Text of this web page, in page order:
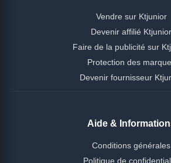
Vendre sur Ktjunior
Devenir affilié Ktjunior
Faire de la publicité sur
Protection des
Devenir fournisseur
Aide &
Conditions générales
Politique de